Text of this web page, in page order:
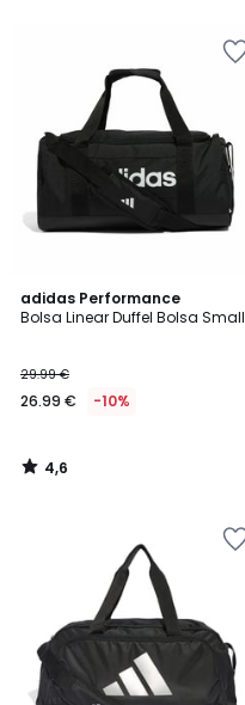
adidas Performance
Bolsa Linear Duffel Bolsa Small
29.99 €
26.99 € -10%
4,6
/ 5
4,6
/